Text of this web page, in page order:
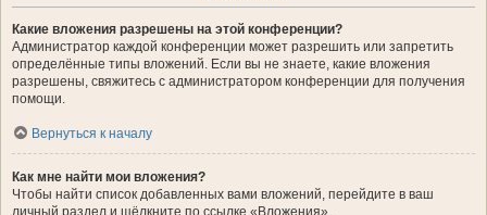
Какие вложения разрешены на этой конференции?
Администратор каждой конференции может разрешить или запретить
определённые типы вложений. Если вы не знаете, какие вложения
разрешены, свяжитесь с администратором конференции для получения
помощи.
Вернуться к началу
Как мне найти мои вложения?
Чтобы найти список добавленных вами вложений, перейдите в ваш
личный раздел и щёлкните по ссылке «Вложения».